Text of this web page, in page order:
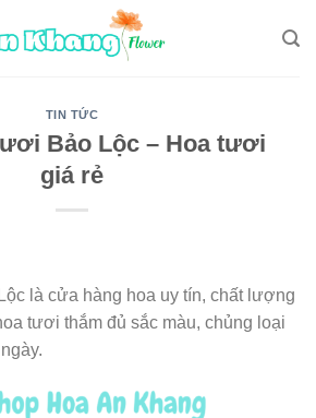
TIN TỨC
Bảo Lộc – Hoa tươi
giá rẻ
là cửa hàng hoa uy tín, chất lượng
tươi thắm đủ sắc màu, chủng loại